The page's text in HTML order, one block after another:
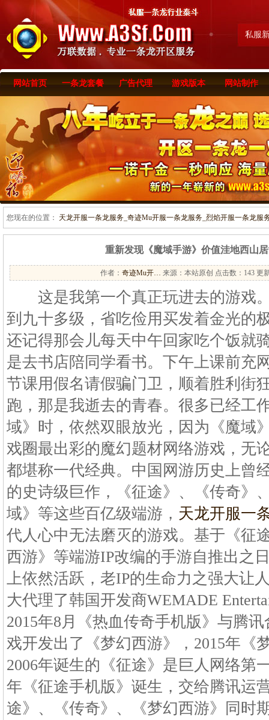
私服
网站首页 一条龙套餐 广告代理 游戏版本 网站制作
您现在的位置： 天龙开服一条龙服务_奇迹Mu开服一条龙服务_烈焰开服一条龙服
重新发现《魔域手游》价值洼地西山
作者： 奇迹Mu开… 来源：本站原创 点击数： 143 更
这是我第一个真正玩进去的游戏
到九十多级，省吃俭用买发着金光的
还记得那会儿每天中午回家吃个饭就
是去书店陪同学看书。下午上课前
节课用假名请假骗门卫，顺着胜利街
跑，那是我逝去的青春。很多已经工
域》时，依然双眼放光，因为《魔域
戏圈最出彩的魔幻题材网络游戏，无
都堪称一代经典。中国网游历史上曾
的史诗级巨作，《征途》、《传奇》
域》等这些百亿级端游， 天龙开服一
代人心中无法磨灭的游戏。基于《征
西游》等端游IP改编的手游自推出之
上依然活跃，老IP的生命力之强大让
大代理了韩国开发商WEMADE
2015年8月《热血传奇手机版》与腾
戏开发出了《梦幻西游》，2015年《
2006年诞生的《征途》是巨人网络第
年《征途手机版》诞生，交给腾讯运
途》、《传奇》、《梦幻西游》同时